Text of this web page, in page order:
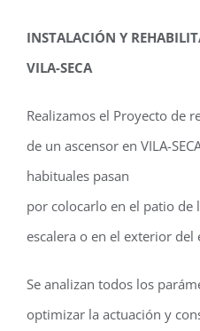
INSTALACIÓN Y
VILA-SECA
Realizamos el Proyecto de
de un ascensor en VILA-
habituales pasan
por colocarlo en el patio de
escalera o en el exterior del
Se analizan todos los
optimizar la actuación y